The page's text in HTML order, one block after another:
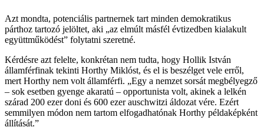
Azt mondta, potenciális partnernek tart minden demokratikus
párthoz tartozó jelöltet, aki „az elmúlt másfél évtizedben kialakult
együttműködést” folytatni szeretné.
Kérdésre azt felelte, konkrétan nem tudta, hogy Hollik István
államférfinak tekinti Horthy Miklóst, és el is beszélget vele erről,
mert Horthy nem volt államférfi. „Egy a nemzet sorsát megbélyegző
– sok esetben gyenge akaratú – opportunista volt, akinek a lelkén
szárad 200 ezer doni és 600 ezer auschwitzi áldozat vére. Ezért
semmilyen módon nem tartom elfogadhatónak Horthy példaképként
állítását.”